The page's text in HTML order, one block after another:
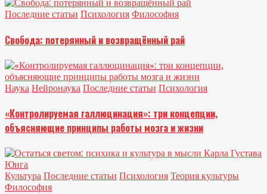
Последние статьи Психология Философия
Свобода: потерянный и возвращённый рай
Наука Нейронаука Последние статьи Психология
«Контролируемая галлюцинация»: три концепции,
объясняющие принципы работы мозга и жизни
Культура Последние статьи Психология Теория культуры
Философия